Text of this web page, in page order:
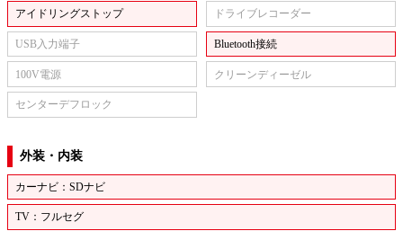
アイドリングストップ ドライブレコーダー
USB入力端子 Bluetooth接続
100V電源 クリーンディーゼル
センターデフロック
外装・内装
カーナビ：SDナビ
TV：フルセグ